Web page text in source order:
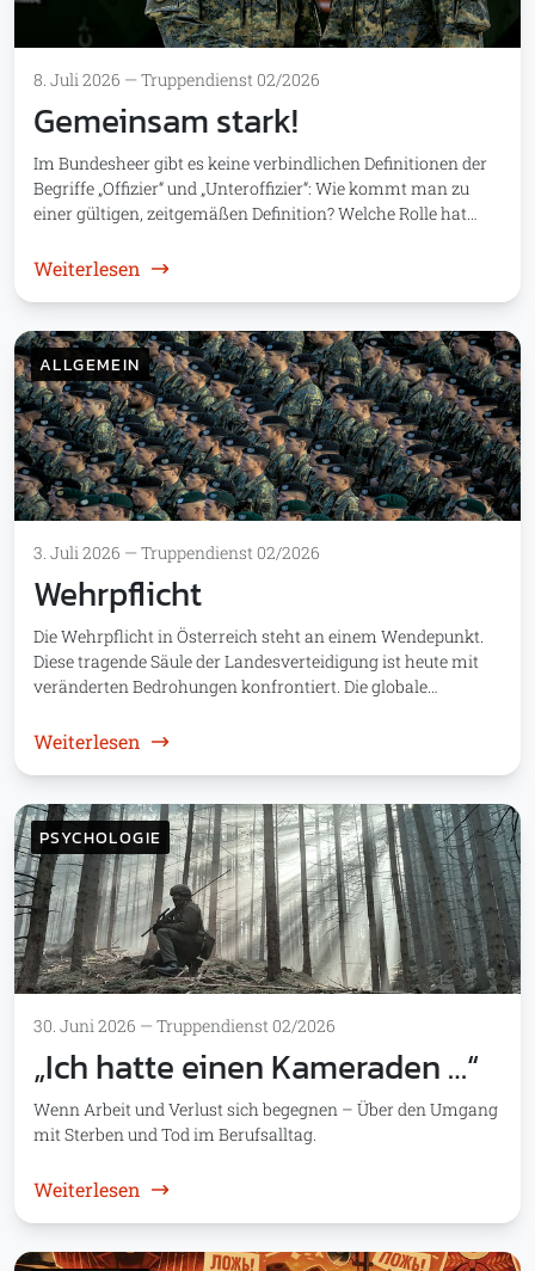
8. Juli 2026 — Truppendienst 02/2026
Gemeinsam stark!
Im Bundesheer gibt es keine verbindlichen Definitionen der
Begriffe „Offizier“ und „Unteroffizier“: Wie kommt man zu
einer gültigen, zeitgemäßen Definition? Welche Rolle hat…
Weiterlesen : Gemeinsam stark!
ALLGEMEIN
3. Juli 2026 — Truppendienst 02/2026
Wehrpflicht
Die Wehrpflicht in Österreich steht an einem Wendepunkt.
Diese tragende Säule der Landesverteidigung ist heute mit
veränderten Bedrohungen konfrontiert. Die globale…
Weiterlesen : Wehrpflicht
PSYCHOLOGIE
30. Juni 2026 — Truppendienst 02/2026
„Ich hatte einen Kameraden …“
Wenn Arbeit und Verlust sich begegnen – Über den Umgang
mit Sterben und Tod im Berufsalltag.
Weiterlesen : „Ich hatte einen Kameraden …“